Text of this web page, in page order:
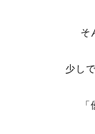
そ
少し